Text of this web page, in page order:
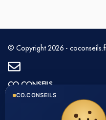
© Copyright 2026 -
CO CONSEILS
1 rue du Golf 33 700
CO.CONSEILS